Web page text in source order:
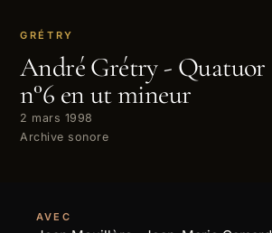
GRÉTRY
André Grétry - Quatuor
n°6 en ut mineur
2 mars 1998
Archive sonore
AVEC